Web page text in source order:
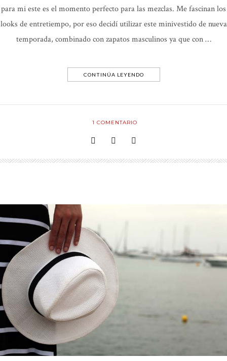
para mi este es el momento perfecto para las mezclas. Me fascinan los
looks de entretiempo, por eso decidí utilizar este minivestido de nueva
temporada, combinado con zapatos masculinos ya que con …
CONTINÚA LEYENDO
1 COMENTARIO